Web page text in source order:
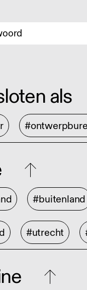
als
#buitenland
#utrecht